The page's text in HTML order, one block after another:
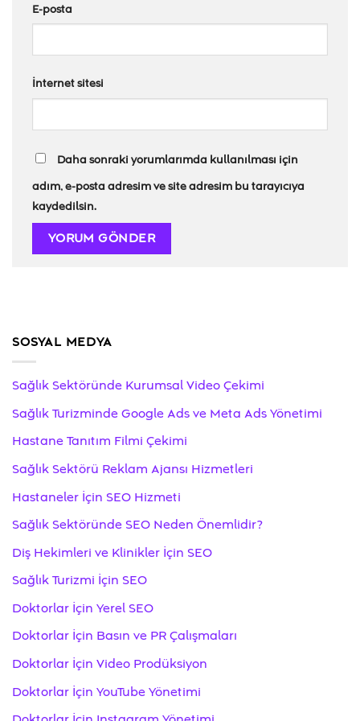
E-posta
İnternet sitesi
Daha sonraki yorumlarımda kullanılması için
adım, e-posta adresim ve site adresim bu tarayıcıya
kaydedilsin.
SOSYAL MEDYA
Sağlık Sektöründe Kurumsal Video Çekimi
Sağlık Turizminde Google Ads ve Meta Ads Yönetimi
Hastane Tanıtım Filmi Çekimi
Sağlık Sektörü Reklam Ajansı Hizmetleri
Hastaneler İçin SEO Hizmeti
Sağlık Sektöründe SEO Neden Önemlidir?
Diş Hekimleri ve Klinikler İçin SEO
Sağlık Turizmi İçin SEO
Doktorlar İçin Yerel SEO
Doktorlar İçin Basın ve PR Çalışmaları
Doktorlar İçin Video Prodüksiyon
Doktorlar İçin YouTube Yönetimi